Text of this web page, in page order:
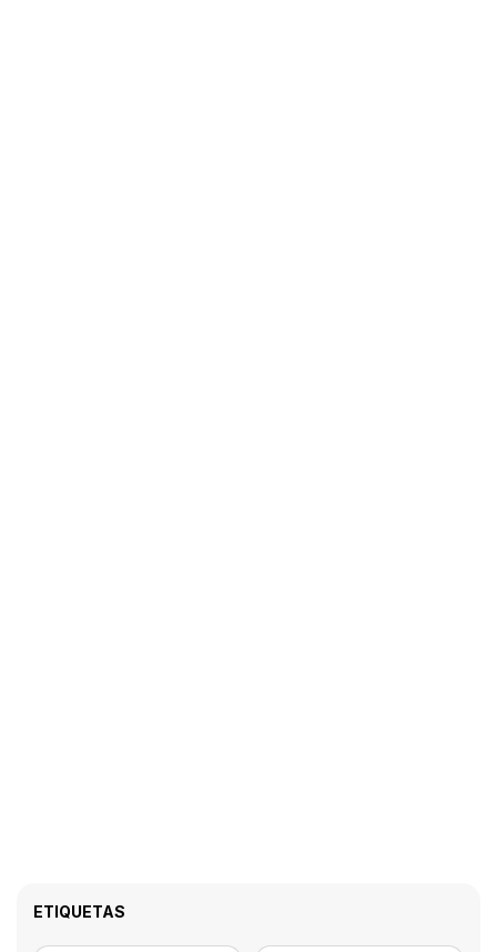
ETIQUETAS